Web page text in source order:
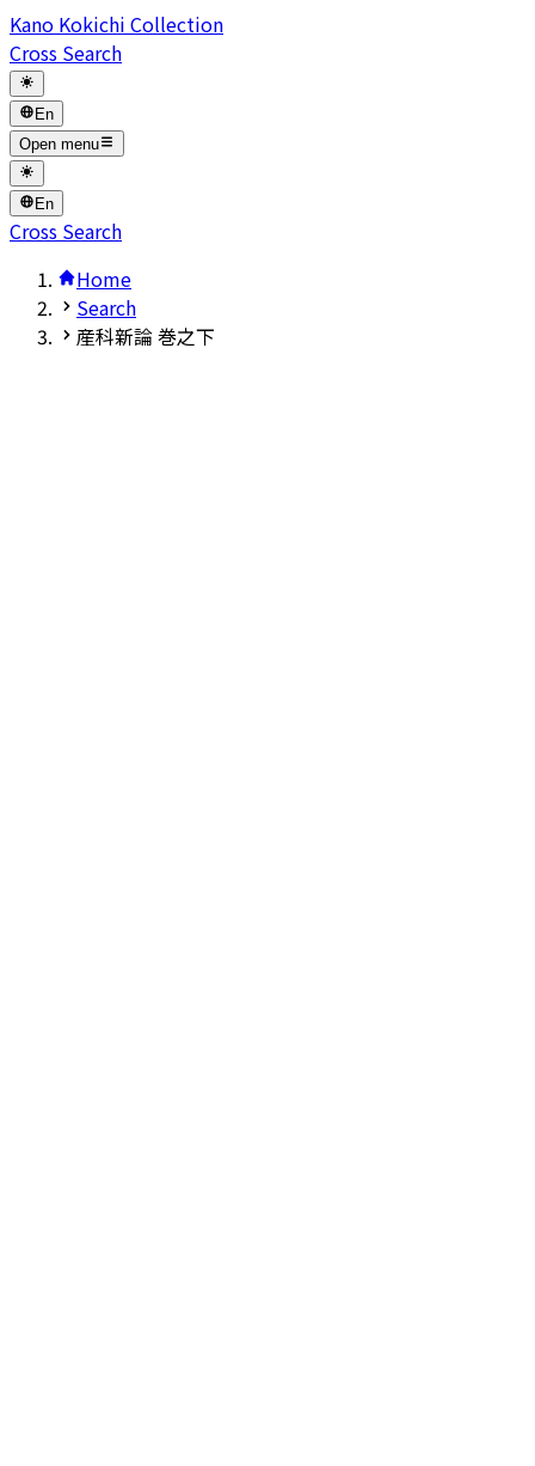
Kano Kokichi Collection
Cross Search
En
Open menu
En
Cross Search
Home
Search
産科新論 巻之下